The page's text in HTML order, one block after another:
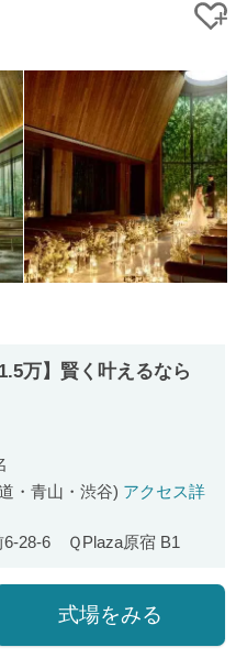
万】賢く叶えるなら
価
・青山・渋谷) アクセス詳
6-28-6 ＱPlaza原宿 B1
式場をみる